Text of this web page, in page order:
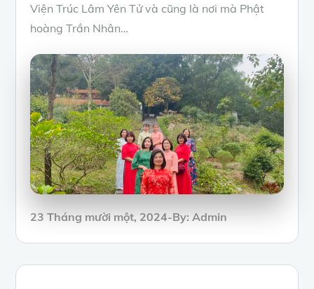
Viện Trúc Lâm Yên Tử và cũng là nơi mà Phật
hoàng Trần Nhân…
Posted
23 Tháng mười một, 2024 By:Admin